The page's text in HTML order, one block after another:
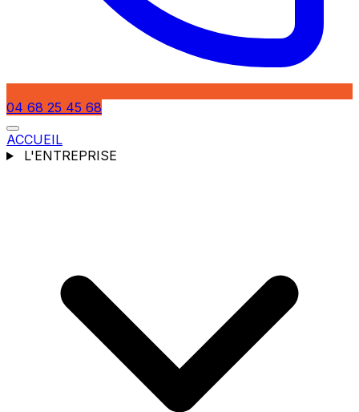
04 68 25 45 68
ACCUEIL
L'ENTREPRISE